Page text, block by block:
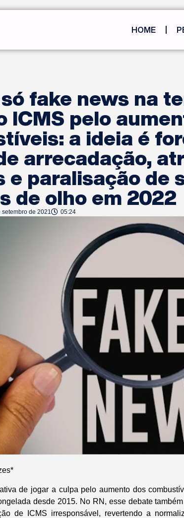
HOME
só fake news na
ICMS pelo
a ideia é
arrecadação,
e paralisação de
de olho em 2022
setembro de 2021 05:24
de jogar a culpa pelo aumento dos
desde 2015. No RN, esse debate
de ICMS irresponsável, revertendo a